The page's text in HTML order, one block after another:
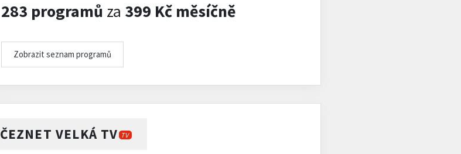
283 programů za 399 Kč měsíčně
Zobrazit seznam programů
ČEZNET VELKÁ TV TV